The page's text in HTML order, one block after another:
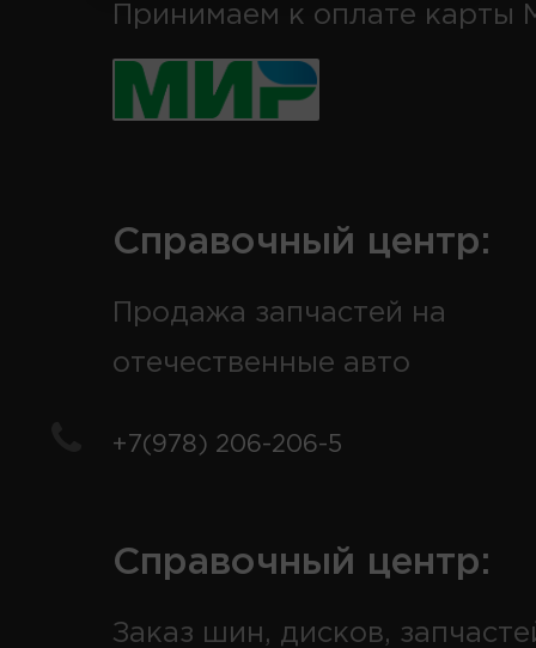
Принимаем к оплате карты
Справочный центр:
Продажа запчастей на
отечественные авто
+7(978) 206-206-5
Справочный центр:
Заказ шин, дисков,